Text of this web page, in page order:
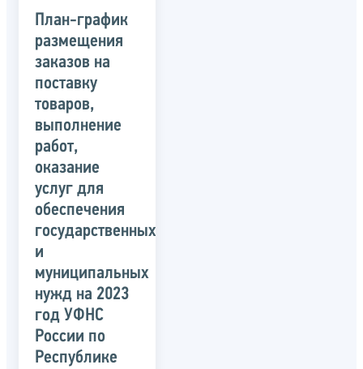
План-график
размещения
заказов на
поставку
товаров,
выполнение
работ,
оказание
услуг для
обеспечения
государственных
и
муниципальных
нужд на 2023
год УФНС
России по
Республике